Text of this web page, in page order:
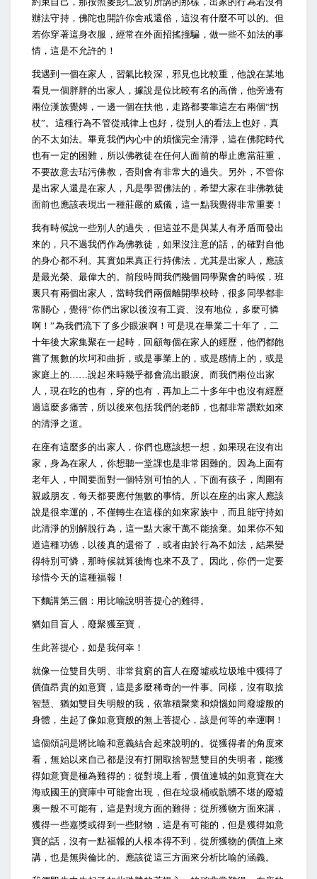
辦法守持，佛陀也開許你舍戒還俗，這沒有什麼不可以的。但
若你穿著這身衣服，經常在外面招搖撞騙，做一些不如法的事
情，這是不允許的！
我遇到一個在家人，習氣比較深，邪見也比較重，他說在某地
看見一個胖胖的出家人，據說是位比較有名的高僧，他旁邊有
兩位漢族覺姆，一邊一個在扶他，走路都要靠這左右兩個“拐
杖”。這種行為不管從戒律上也好，從別人的看法上也好，真
的不太如法。畢竟我們內心中的煩惱完全清淨，這在佛陀時代
也有一定的困難，所以佛教徒在任何人面前的舉止應當莊重，
不要故意去玷污佛教，否則會有非常大的過失。另外，不管你
是出家人還是在家人，凡是學習佛法的，希望大家在非佛教徒
面前也應該表現出一種莊嚴的威儀，這一點我覺得非常重要！
我有時候說一些別人的過失，但這並不是與某人有矛盾而發出
來的，只不過我們作為佛教徒，如果沒注意的話，的確對自他
的身心都不利。其實如果真正行持佛法，尤其是出家人，應該
是最光榮、最偉大的。前段時間我們幾個同學聚會的時候，班
裏只有兩個出家人，當時我們兩個離開學校時，很多同學都非
常關心，覺得“你們出家以後沒有工資、沒有地位，多麼可憐
啊！”為我們流下了多少眼淚啊！可是現在畢業二十年了，二
十年後大家集聚在一起時，回顧每個在家人的經歷，他們都飽
嘗了無數的坎坷和曲折，或是事業上的，或是感情上的，或是
家庭上的……說起來時幾乎都會流出眼淚。而我們兩位出家
人，現在吃的也有，穿的也有，再加上二十多年中也沒有經歷
過這麼多痛苦，所以後來包括我們的老師，也都非常讚歎如來
的清淨之道。
在座有這麼多的出家人，你們也應該想一想，如果現在沒有出
家，身為在家人，你想聽一堂課也是非常困難的。因為上面有
老年人，中間要面對一個特別可怕的人，下面有孩子，周圍有
親戚朋友，每天都要應付無數的事情。所以在座的出家人應該
說是很幸運的，不僅轉生在這樣的如來家族中，而且能守持如
此清淨的別解脫行為，這一點大家千萬不能捨棄。如果你不知
道這種功德，以後真的還俗了，或者由於行為不如法，結果變
得特別可憐，那時候就算後悔也來不及了。因此，你們一定要
珍惜今天的這種福報！
下麵講第三個：用比喻說明菩提心的難得。
猶如目盲人，廢聚獲至寶，
生此菩提心，如是我何幸！
就像一位雙目失明、非常貧窮的盲人在廢墟或垃圾堆中獲得了
價值昂貴的如意寶，這是多麼稀奇的一件事。同樣，沒有取捨
智慧、猶如雙目失明般的我，依靠積聚業和煩惱如同廢墟般的
身體，生起了像如意寶般的無上菩提心，該是何等的幸運啊！
這個頌詞是將比喻和意義結合起來說明的。從獲得者的角度來
看，無始以來自己都是沒有打開取捨智慧雙目的失明者，能獲
得如意寶是極為難得的；從對境上看，價值連城的如意寶在大
海或國王的寶庫中可能會出現，但在垃圾桶或骯髒不堪的廢墟
裏一般不可能有，這是對境方面的難得；從所獲物方面來講，
獲得一些嘉獎或得到一些財物，這是有可能的，但是獲得如意
寶的話，沒有一點福報的人根本得不到，從所獲物的價值上來
講，也是無與倫比的。應該從這三方面來分析比喻的涵義。